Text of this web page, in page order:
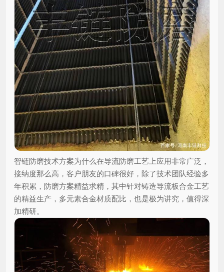
智链防磨技术方案为什么在导流防磨工艺上应用非常广泛，
接纳度那么高，客户朋友的口碑很好，除了技术团队经验多
年积累，防磨方案精益求精，其中针对铸造导流板合金工艺
的精益生产，多元素合金材质配比，也是极为讲究，值得深
加精研。